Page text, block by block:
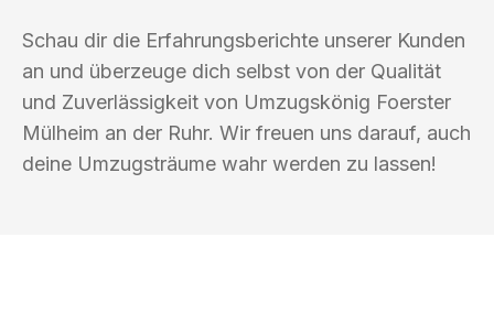
Schau dir die Erfahrungsberichte unserer Kunden
an und überzeuge dich selbst von der Qualität
und Zuverlässigkeit von Umzugskönig Foerster
Mülheim an der Ruhr. Wir freuen uns darauf, auch
deine Umzugsträume wahr werden zu lassen!